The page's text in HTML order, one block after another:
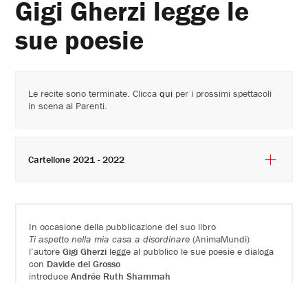
Gigi Gherzi legge le
sue poesie
In occasione della pubblicazione del suo libro
Ti aspetto nella mia casa a disordinare(AnimaMundi)
l’autoreGigi Gherzi legge al pubblico le sue poesie e dialoga
con Davide del Grosso
introduce Andrée Ruth Shammah
Le recite sono terminate. Cliccaqui per i prossimi spettacoli
in scena al Parenti.
Cartellone 2021 - 2022